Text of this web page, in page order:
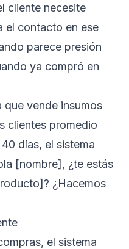
cliente necesite
el contacto en ese
parece presión
ya compró en
que vende insumos
clientes promedio
días, el sistema
[nombre], ¿te estás
¿Hacemos
el sistema